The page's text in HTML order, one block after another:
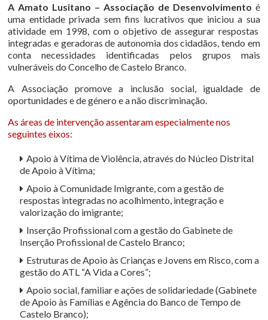
A Amato Lusitano – Associação de Desenvolvimento é
uma entidade privada sem fins lucrativos que iniciou a sua
atividade em 1998, com o objetivo de assegurar respostas
integradas e geradoras de autonomia dos cidadãos, tendo em
conta necessidades identificadas pelos grupos mais
vulneráveis do Concelho de Castelo Branco.
A Associação promove a inclusão social, igualdade de
oportunidades e de género e a não discriminação.
As áreas de intervenção assentaram especialmente nos
seguintes eixos:
Apoio à Vítima de Violência, através do Núcleo Distrital
de Apoio à Vítima;
Apoio à Comunidade Imigrante, com a gestão de
respostas integradas no acolhimento, integração e
valorização do imigrante;
Inserção Profissional com a gestão do Gabinete de
Inserção Profissional de Castelo Branco;
Estruturas de Apoio às Crianças e Jovens em Risco, com a
gestão do ATL “A Vida a Cores”;
Apoio social, familiar e ações de solidariedade (Gabinete
de Apoio às Famílias e Agência do Banco de Tempo de
Castelo Branco);